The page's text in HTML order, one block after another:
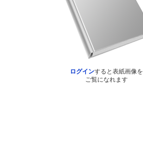
ログインすると表紙画像を
ご覧になれます